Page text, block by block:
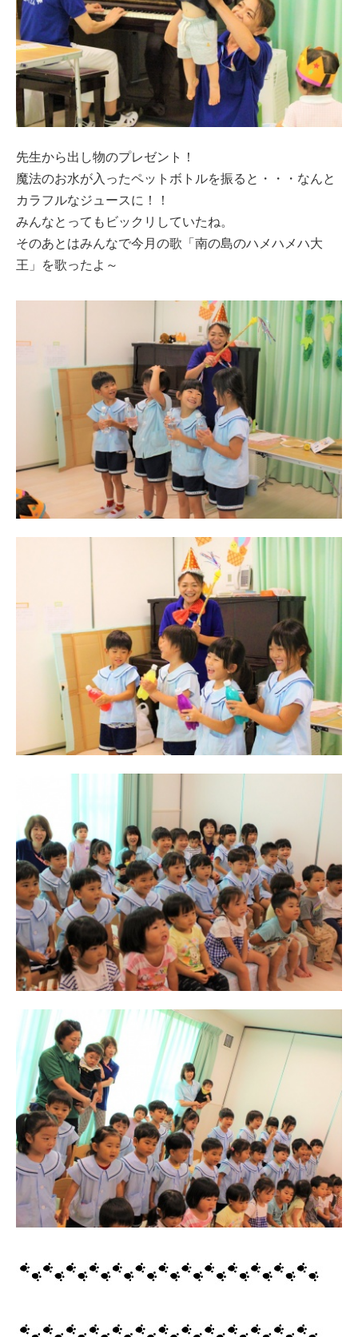
先生から出し物のプレゼント！
魔法のお水が入ったペットボトルを振ると・・・なんと
カラフルなジュースに！！
みんなとってもビックリしていたね。
そのあとはみんなで今月の歌「南の島のハメハメハ大
王」を歌ったよ～